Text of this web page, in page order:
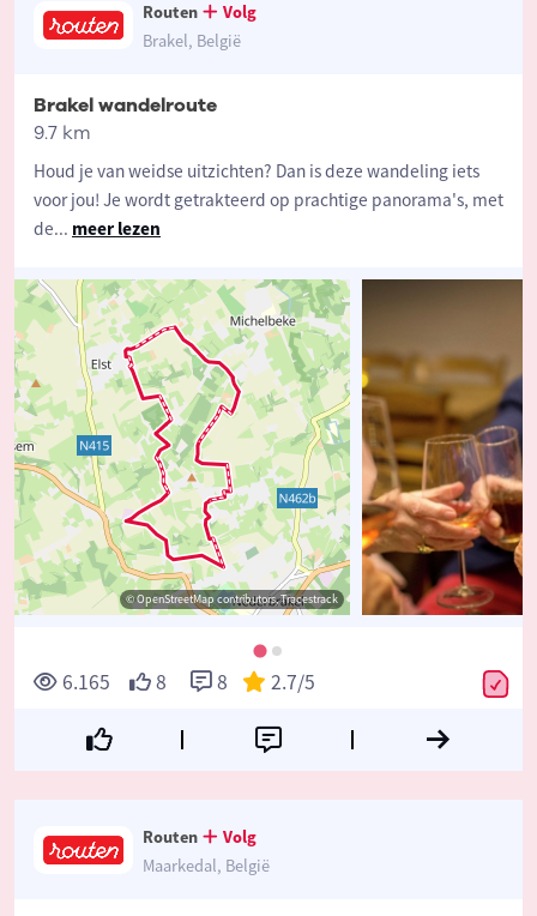
Routen
Volg
Brakel, België
Brakel wandelroute
9.7 km
Houd je van weidse uitzichten? Dan is deze wandeling iets
voor jou! Je wordt getrakteerd op prachtige panorama's, met
de... meer lezen
© OpenStreetMap contributors, Tracestrack
6.165 8 8 2.7/5
Routen
Volg
Maarkedal, België